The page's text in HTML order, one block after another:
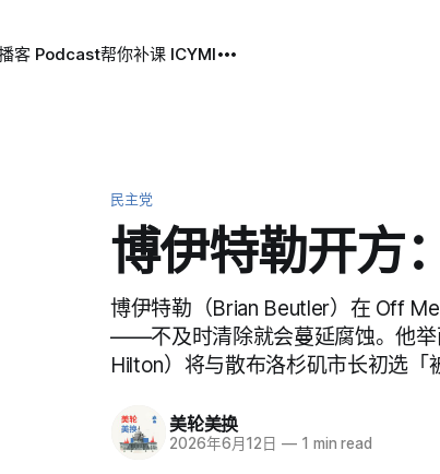
客 Podcast帮你补课 ICYMI
民主党
博伊特勒开方
博伊特勒（Brian Beutler）在 Off
——不及时清除就会蔓延腐蚀。他举
Hilton）将与散布洛杉矶市长初选
美轮美换
2026年6月12日 — 1 min read